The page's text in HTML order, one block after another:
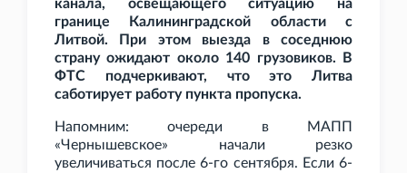
канала, освещающего ситуацию на
границе Калининградской области с
Литвой. При этом выезда в соседнюю
страну ожидают около 140 грузовиков. В
ФТС подчеркивают, что это Литва
саботирует работу пункта пропуска.
Напомним: очереди в МАПП
«Чернышевское» начали резко
увеличиваться после 6-го сентября. Если 6-